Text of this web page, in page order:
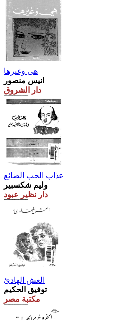
هى وغيرها
انيس منصور
دار الشروق
عذاب الحب الضائع
وليم شكسبير
دار نظير عبود
العش الهادئ
توفيق الحكيم
مكتبة مصر